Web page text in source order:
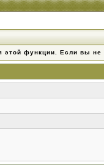
этой функции. Если вы